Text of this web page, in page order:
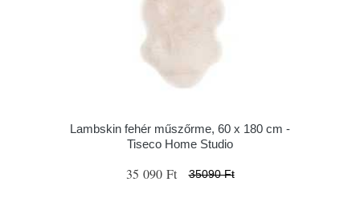
Lambskin fehér műszőrme, 60 x 180 cm -
Tiseco Home Studio
35 090 Ft 35090 Ft